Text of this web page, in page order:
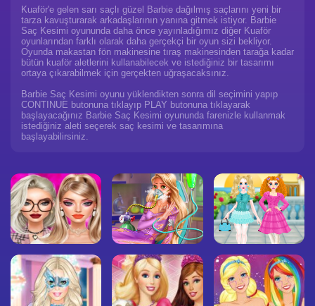
Kuaför'e gelen sarı saçlı güzel Barbie dağılmış saçlarını yeni bir
tarza kavuşturarak arkadaşlarının yanına gitmek istiyor. Barbie
Saç Kesimi oyununda daha önce yayınladığımız diğer Kuaför
oyunlarından farklı olarak daha gerçekçi bir oyun sizi bekliyor.
Oyunda makastan fön makinesine tıraş makinesinden tarağa kadar
bütün kuaför aletlerini kullanabilecek ve istediğiniz bir tasarımı
ortaya çıkarabilmek için gerçekten uğraşacaksınız.
Barbie Saç Kesimi oyunu yüklendikten sonra dil seçimini yapıp
CONTINUE butonuna tıklayıp PLAY butonuna tıklayarak
başlayacağınız Barbie Saç Kesimi oyununda farenizle kullanmak
istediğiniz aleti seçerek saç kesimi ve tasarımına
başlayabilirsiniz.